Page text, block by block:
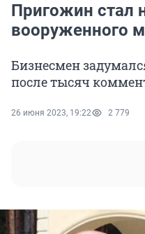
Пригожин стал
вооруженного
Бизнесмен
после тысяч
26 июня 2023, 19:22 2 779